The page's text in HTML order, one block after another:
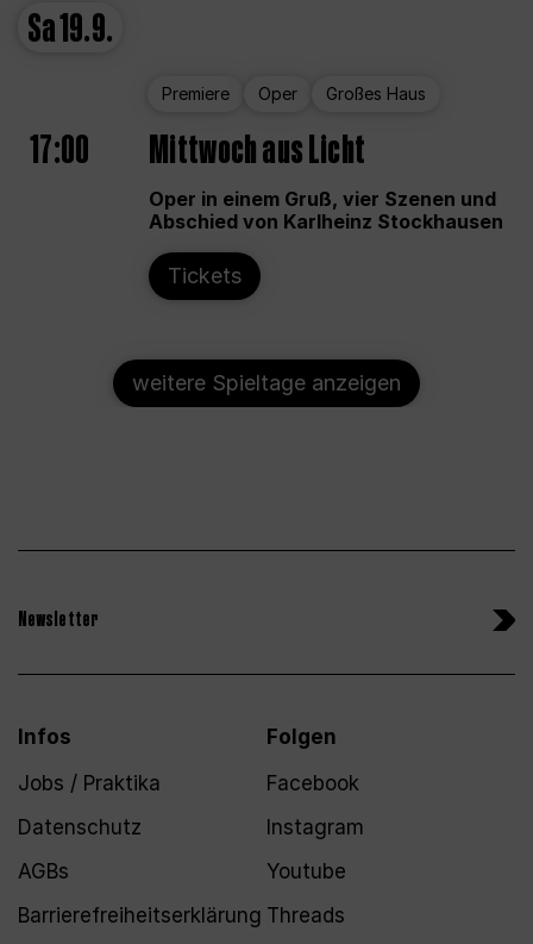
Sa19.9.
Premiere Oper Großes Haus
17:00 Mittwoch aus Licht
Oper in einem Gruß, vier Szenen und
Abschied von Karlheinz Stockhausen
Tickets
weitere Spieltage anzeigen
Newsletter
Infos
Jobs / Praktika
Datenschutz
AGBs
Barrierefreiheitserklärung
Folgen
Facebook
Instagram
Youtube
Threads